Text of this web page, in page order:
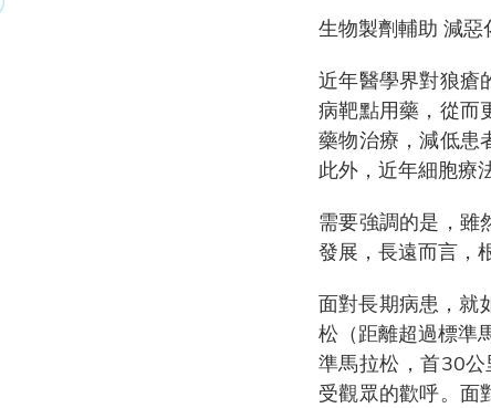
生物製劑輔助 減惡
近年醫學界對狼瘡
病靶點用藥，從而
藥物治療，減低患
此外，近年細胞療
需要強調的是，雖
發展，長遠而言，
面對長期病患，就
松（距離超過標準
準馬拉松，首30
受觀眾的歡呼。面